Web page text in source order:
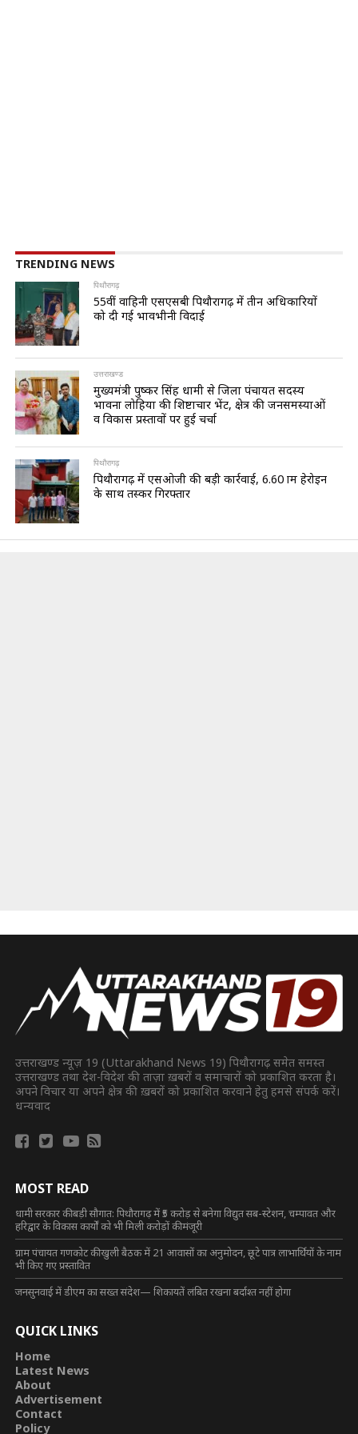
TRENDING NEWS
पिथौरागढ़
55वीं वाहिनी एसएसबी पिथौरागढ़ में तीन अधिकारियों
को दी गई भावभीनी विदाई
उत्तराखण्ड
मुख्यमंत्री पुष्कर सिंह धामी से जिला पंचायत सदस्य
भावना लोहिया की शिष्टाचार भेंट, क्षेत्र की जनसमस्याओं
व विकास प्रस्तावों पर हुई चर्चा
पिथौरागढ़
पिथौरागढ़ में एसओजी की बड़ी कार्रवाई, 6.60 ग्राम हेरोइन
के साथ तस्कर गिरफ्तार
उत्तराखण्ड न्यूज़ 19 (Uttarakhand News 19) पिथौरागढ़ समेत समस्त
उत्तराखण्ड तथा देश-विदेश की ताज़ा ख़बरों व समाचारों को प्रकाशित करता है।
अपने विचार या अपने क्षेत्र की ख़बरों को प्रकाशित करवाने हेतु हमसे संपर्क करें।
धन्यवाद
MOST READ
धामी सरकार की बड़ी सौगात: पिथौरागढ़ में ₹5 करोड़ से बनेगा विद्युत सब-स्टेशन, चम्पावत और
हरिद्वार के विकास कार्यों को भी मिली करोड़ों की मंजूरी
ग्राम पंचायत गणकोट की खुली बैठक में 21 आवासों का अनुमोदन, छूटे पात्र लाभार्थियों के नाम
भी किए गए प्रस्तावित
जनसुनवाई में डीएम का सख्त संदेश— शिकायतें लंबित रखना बर्दाश्त नहीं होगा
QUICK LINKS
Home
Latest News
About
Advertisement
Contact
Policy